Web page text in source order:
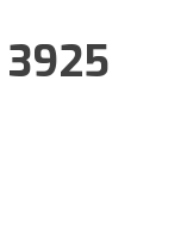
3925